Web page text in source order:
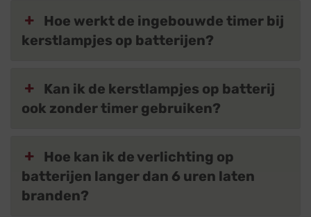
Hoe werkt de ingebouwde timer bij
kerstlampjes op batterijen?
Kan ik de kerstlampjes op batterij
ook zonder timer gebruiken?
Hoe kan ik de verlichting op
batterijen langer dan 6 uren laten
branden?